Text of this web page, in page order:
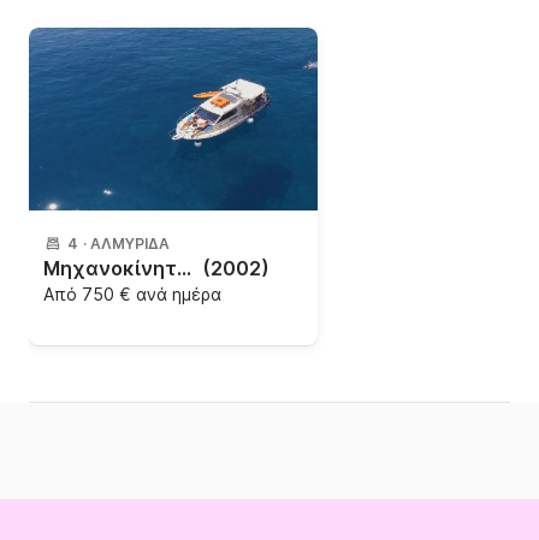
4 · ΑΛΜΥΡΊΔΑ
Μηχανοκίνητο σκάφος KretaMare Cruiser 9 (2002)
Από 750 € ανά ημέρα